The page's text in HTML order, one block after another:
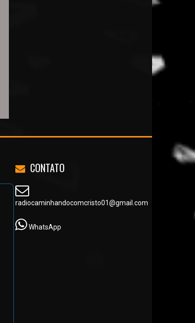
CONTATO
radiocaminhandocomcristo01@gmail.com
WhatsApp